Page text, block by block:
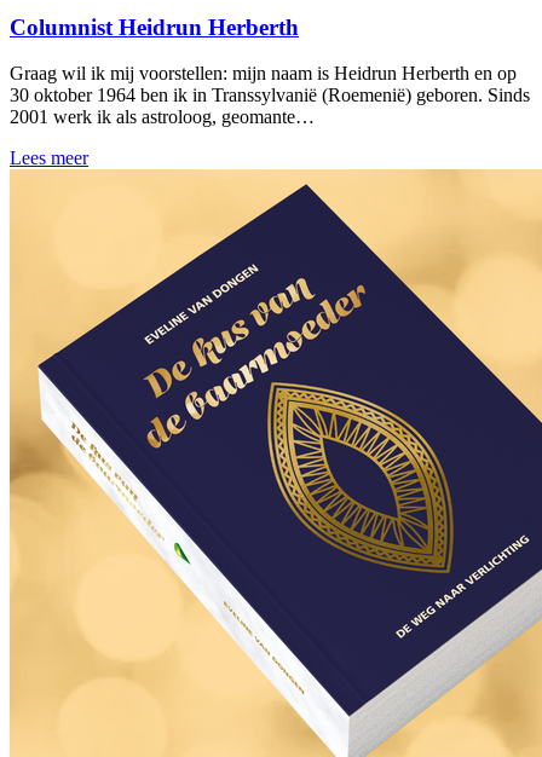
Columnist Heidrun Herberth
Graag wil ik mij voorstellen: mijn naam is Heidrun Herberth en op
30 oktober 1964 ben ik in Transsylvanië (Roemenië) geboren. Sinds
2001 werk ik als astroloog, geomante…
Lees meer